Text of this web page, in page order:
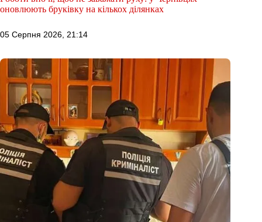
оновлюють бруківку на кількох ділянках
05 Серпня 2026, 21:14